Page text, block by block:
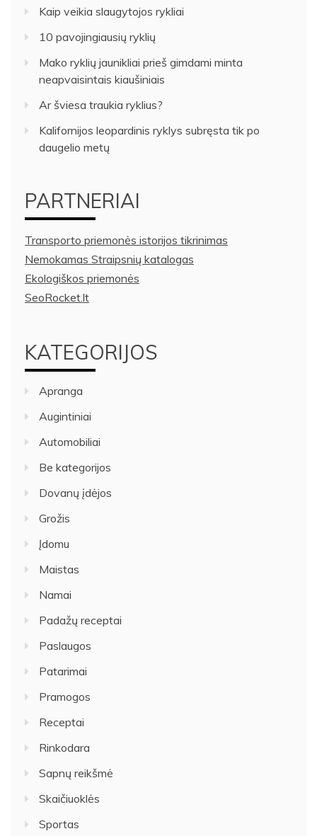
Kaip veikia slaugytojos rykliai
10 pavojingiausių ryklių
Mako ryklių jaunikliai prieš gimdami minta
neapvaisintais kiaušiniais
Ar šviesa traukia ryklius?
Kalifornijos leopardinis ryklys subręsta tik po
daugelio metų
PARTNERIAI
Transporto priemonės istorijos tikrinimas
Nemokamas Straipsnių katalogas
Ekologiškos priemonės
SeoRocket.lt
KATEGORIJOS
Apranga
Augintiniai
Automobiliai
Be kategorijos
Dovanų įdėjos
Grožis
Įdomu
Maistas
Namai
Padažų receptai
Paslaugos
Patarimai
Pramogos
Receptai
Rinkodara
Sapnų reikšmė
Skaičiuoklės
Sportas